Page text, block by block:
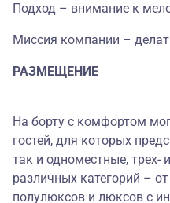
Подход – внимание к
Миссия компании –
РАЗМЕЩЕНИЕ
На борту с комфортом
гостей, для которых
так и одноместные,
различных категорий –
полулюксов и люксов с